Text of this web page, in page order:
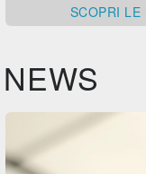
SCOPRI LE
NEWS